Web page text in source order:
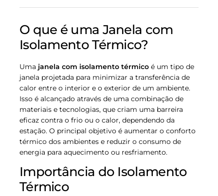
O que é uma Janela com
Isolamento Térmico?
Uma janela com isolamento térmico é um tipo de
janela projetada para minimizar a transferência de
calor entre o interior e o exterior de um ambiente.
Isso é alcançado através de uma combinação de
materiais e tecnologias, que criam uma barreira
eficaz contra o frio ou o calor, dependendo da
estação. O principal objetivo é aumentar o conforto
térmico dos ambientes e reduzir o consumo de
energia para aquecimento ou resfriamento.
Importância do Isolamento
Térmico